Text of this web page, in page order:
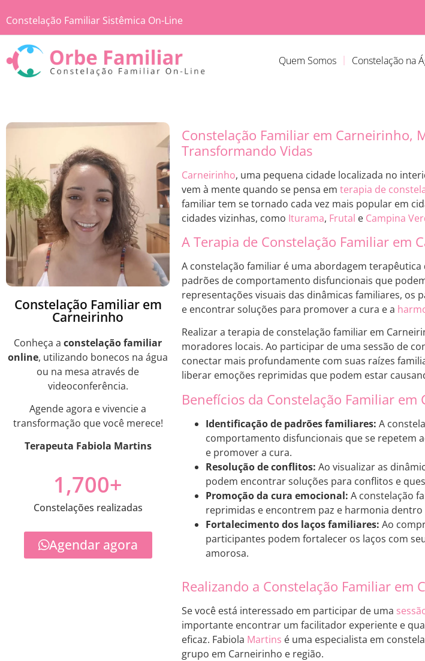
Constelação Familiar Sistêmica On-Line
Quem Somos Constelação na
Constelação Familiar em
Carneirinho
Conheça a constelação familiar
online, utilizando bonecos na água
ou na mesa através de
videoconferência.
Agende agora e vivencie a
transformação que você merece!
Terapeuta Fabiola Martins
Constelações realizadas
1,700+
Agendar agora
Constelação Familiar em Carneirinho,
Transformando Vidas
Carneirinho, uma pequena cidade localizada no
vem à mente quando se pensa em terapia de
familiar tem se tornado cada vez mais popular em
cidades vizinhas, como Iturama, Frutal e Campina
A Terapia de Constelação Familiar em
A constelação familiar é uma abordagem
padrões de comportamento disfuncionais que
representações visuais das dinâmicas familiares,
e encontrar soluções para promover a cura e a
Realizar a terapia de constelação familiar em
moradores locais. Ao participar de uma sessão de
conectar mais profundamente com suas raízes
liberar emoções reprimidas que podem estar
Benefícios da Constelação Familiar em
Identificação de padrões familiares: A
comportamento disfuncionais que se repetem
e promover a cura.
Resolução de conflitos: Ao visualizar as
podem encontrar soluções para conflitos e
Promoção da cura emocional: A constelação
reprimidas e encontrem paz e harmonia
Fortalecimento dos laços familiares: Ao
participantes podem fortalecer os laços com
amorosa.
Realizando a Constelação Familiar em
Se você está interessado em participar de uma
importante encontrar um facilitador experiente e
eficaz. Fabiola Martins é uma especialista em
grupo em Carneirinho e região.